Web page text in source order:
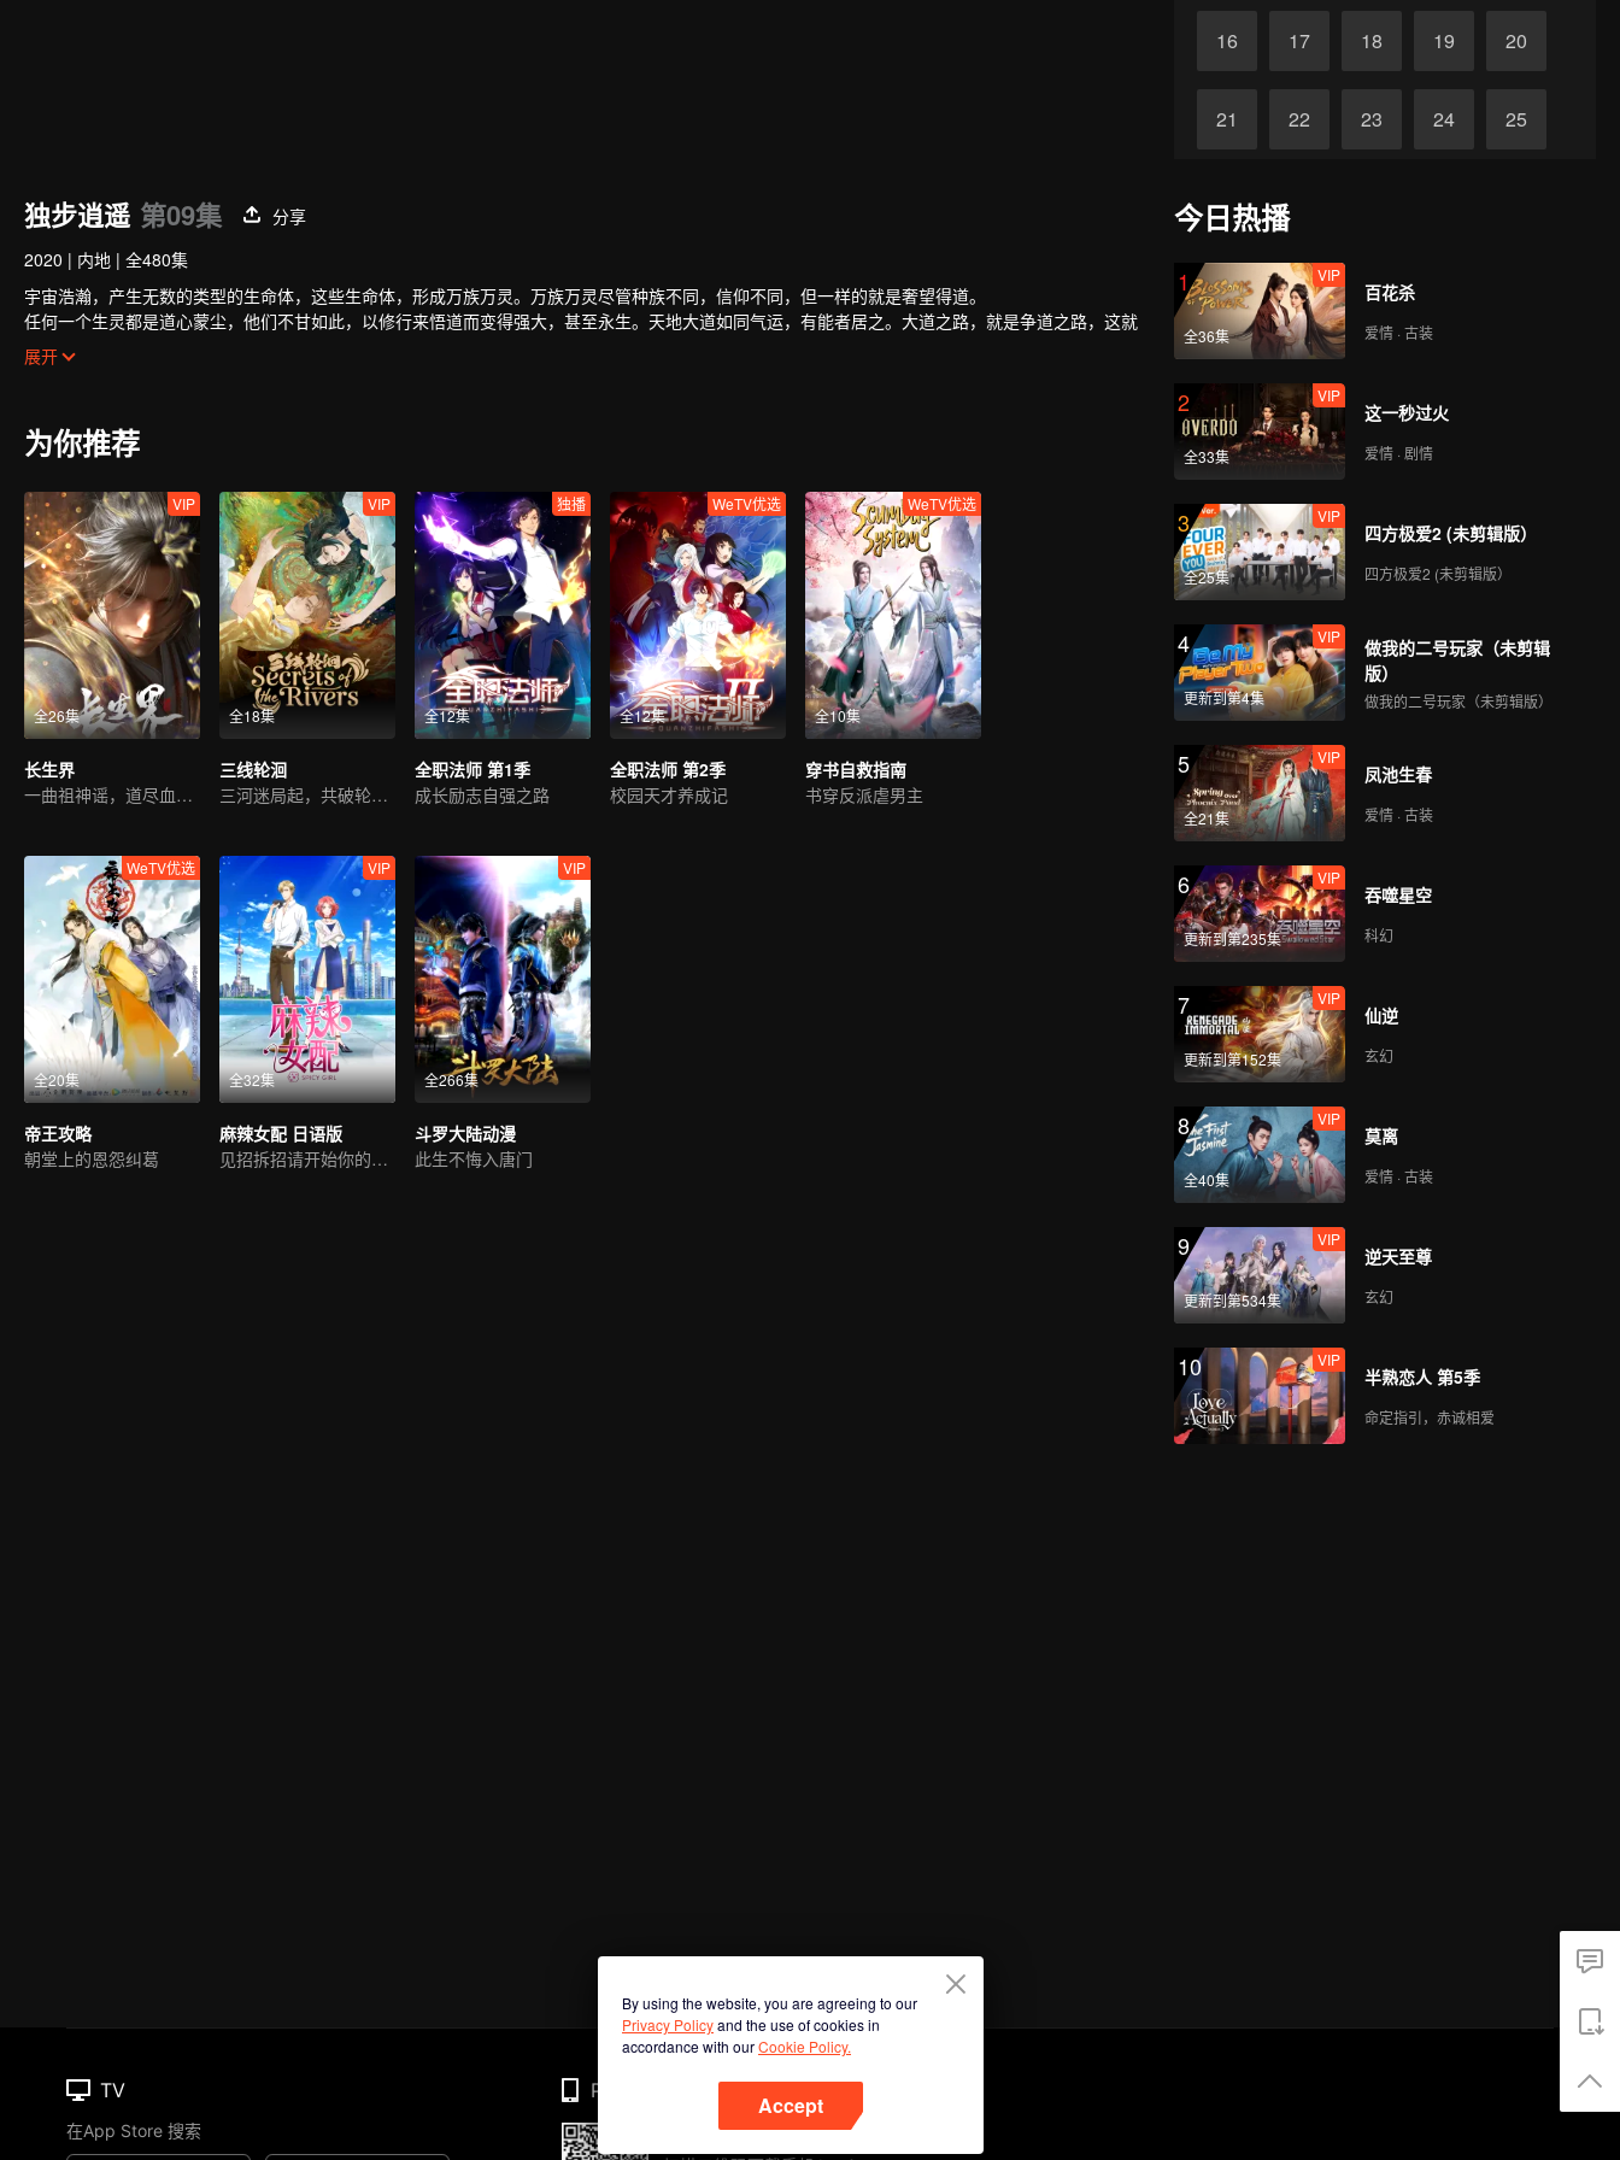
16 17 18 19 20
21 22 23 24 25
27
独步逍遥 第09集
分享
2020 | 内地 | 全480集
宇宙浩瀚，产生无数的类型的生命体，这些生命体，形成万族万灵。万族万灵尽管种族不同，信仰不同，但一样的就是奢望得道。
任何一个生灵都是道心蒙尘，他们不甘如此，以修行来悟道而变得强大，甚至永生。天地大道如同气运，有能者居之。大道之路，就是争道之路，这就
造成了万族万灵的相争。
一个时代，只能支撑少数一些人得道。得道者，以为站在了世间之巅，以后可以恣意逍遥。但却发现，即使得道。同样难逃厄运，在他们之上有着主
这些主宰，收割着得道者，收割着每个世界的灵华，摧毁一个个世界。
历代得道者，都不甘被收割，不断的反抗，可是每一次都失败。
洗净蒙尘的道心，最后和收割万族万灵的主宰对决。
展开
为你推荐
全26集
VIP
长生界
一曲祖神谣，道尽血与泪
全18集
VIP
三线轮洄
三河迷局起，共破轮洄秘事
全12集
独播
全职法师 第1季
成长励志自强之路
全12集
WeTV优选
全职法师 第2季
校园天才养成记
全10集
WeTV优选
穿书自救指南
书穿反派虐男主
全20集
WeTV优选
帝王攻略
朝堂上的恩怨纠葛
全32集
VIP
麻辣女配 日语版
见招拆招请开始你的表演
全266集
VIP
斗罗大陆动漫
此生不悔入唐门
今日热播
1
全36集
VIP
百花杀
爱情 · 古装
2
全33集
VIP
这一秒过火
爱情 · 剧情
3
全25集
VIP
四方极爱2 (未剪辑版）
四方极爱2 (未剪辑版）
4
更新到第4集
VIP
做我的二号玩家（未剪辑
版）
做我的二号玩家（未剪辑版）
5
全21集
VIP
凤池生春
爱情 · 古装
6
更新到第235集
VIP
吞噬星空
科幻
7
更新到第152集
VIP
仙逆
玄幻
8
全40集
VIP
莫离
爱情 · 古装
9
更新到第534集
VIP
逆天至尊
玄幻
10 VIP
半熟恋人 第5季
命定指引，赤诚相爱
By using the website, you are agreeing to our
Privacy Policyand the use of cookies in
accordance with ourCookie Policy.
Accept
TV
在App Store 搜索
Phone